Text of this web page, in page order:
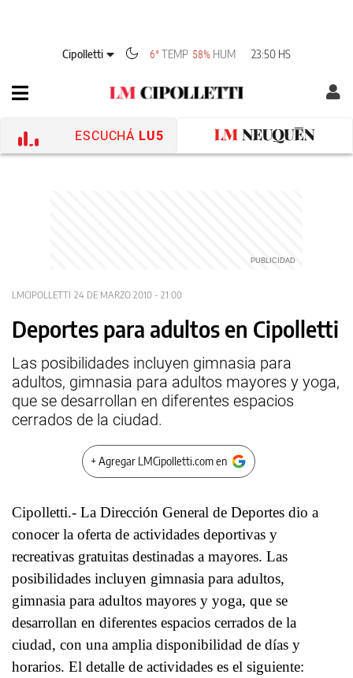
Cipolletti 6°TEMP 58% HUM 23:50 HS
ESCUCHÁ LU5
LMCIPOLLETTI 24 DE MARZO 2010 - 21:00
Deportes para adultos en Cipolletti
Las posibilidades incluyen gimnasia para
adultos, gimnasia para adultos mayores y yoga,
que se desarrollan en diferentes espacios
cerrados de la ciudad.
+ Agregar LMCipolletti.com en
Cipolletti.- La Dirección General de Deportes dio a
conocer la oferta de actividades deportivas y
recreativas gratuitas destinadas a mayores. Las
posibilidades incluyen gimnasia para adultos,
gimnasia para adultos mayores y yoga, que se
desarrollan en diferentes espacios cerrados de la
ciudad, con una amplia disponibilidad de días y
horarios. El detalle de actividades es el siguiente: